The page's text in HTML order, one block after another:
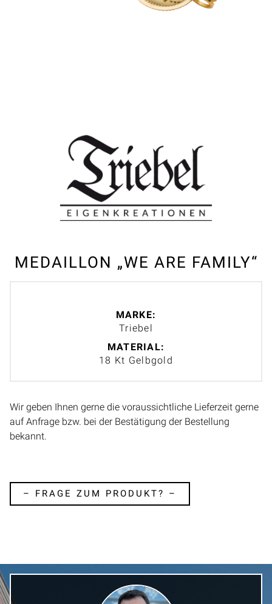
MEDAILLON „WE ARE FAMILY“
MARKE:
Triebel
MATERIAL:
18 Kt Gelbgold
Wir geben Ihnen gerne die voraussichtliche Lieferzeit gerne
auf Anfrage bzw. bei der Bestätigung der Bestellung
bekannt.
– FRAGE ZUM PRODUKT? –